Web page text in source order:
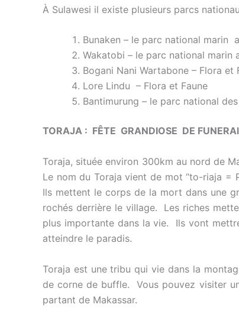
À Sulawesi il existe plusieurs parcs
Bunaken – le parc national marin
Wakatobi – le parc national marin
Bogani Nani Wartabone – Flora et
Lore Lindu – Flora et Faune
Bantimurung – le parc national
TORAJA : FÊTE GRANDIOSE DE
Toraja, située environ 300km au nord de
Le nom du Toraja vient de mot “to-riaja =
Ils mettent le corps de la mort dans une
rochés derrière le village. Les riches
plus importante dans la vie. Ils vont
atteindre le paradis.
Toraja est une tribu qui vie dans la
de corne de buffle. Vous pouvez visiter
partant de Makassar.